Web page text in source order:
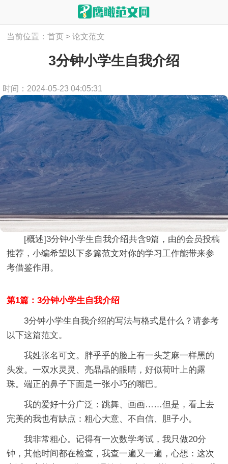
当前位置：首页 > 论文范文
3分钟小学生自我介绍
时间：2024-05-23 04:05:31
[概述]3分钟小学生自我介绍共含9篇，由的会员投稿
推荐，小编希望以下多篇范文对你的学习工作能带来参
考借鉴作用。
第1篇：3分钟小学生自我介绍
3分钟小学生自我介绍的写法与格式是什么？请参考
以下这篇范文。
我姓张名可文。胖乎乎的脸上有一头芝麻一样黑的
头发。一双水灵灵、亮晶晶的眼睛，好似荷叶上的露
珠。端正的鼻子下面是一张小巧的嘴巴。
我的爱好十分广泛：跳舞、画画……但是，看上去
完美的我也有缺点：粗心大意、不自信、胆子小。
我非常粗心。记得有一次数学考试，我只做20分
钟，其他时间都在检查，我查一遍又一遍，心想：这次